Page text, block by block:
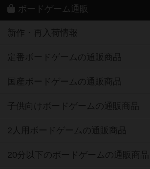
ボードゲーム通販
新作・再入荷情報
定番ボードゲームの通販商品
国産ボードゲームの通販商品
子供向けボードゲームの通販商品
2人用ボードゲームの通販商品
20分以下のボードゲームの通販商品